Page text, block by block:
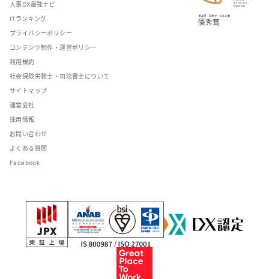
人事DX最強ナビ
ITランキング
プライバシーポリシー
コンテンツ制作・運営ポリシー
利用規約
社会保険労務士・司法書士について
サイトマップ
運営会社
採用情報
お問い合わせ
よくある質問
Facebook